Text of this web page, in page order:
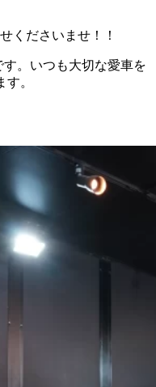
くださいませ！！
。いつも大切な愛車を
。